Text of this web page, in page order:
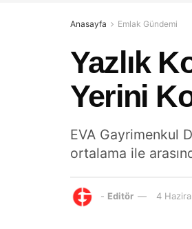
Anasayfa Emlak Gündemi
Yazlık
Yerini
EVA Gayrimenkul
ortalama ile
- Editör 4